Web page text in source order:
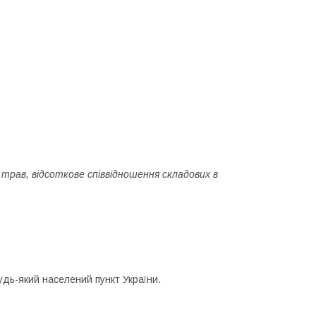
відсоткове співвідношення складових в
який населений пункт України.